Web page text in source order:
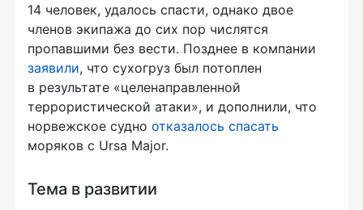
14 человек, удалось спасти, однако двое
членов экипажа до сих пор числятся
пропавшими без вести. Позднее в компании
заявили, что сухогруз был потоплен
в результате «целенаправленной
террористической атаки», и дополнили, что
норвежское судно отказалось спасать
моряков с Ursa Major.
Тема в развитии